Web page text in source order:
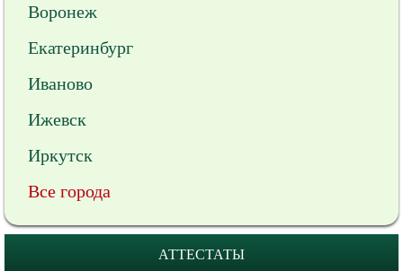
Воронеж
Екатеринбург
Иваново
Ижевск
Иркутск
Все города
АТТЕСТАТЫ